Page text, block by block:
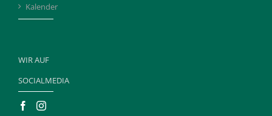
Kalender
WIR AUF
SOCIALMEDIA